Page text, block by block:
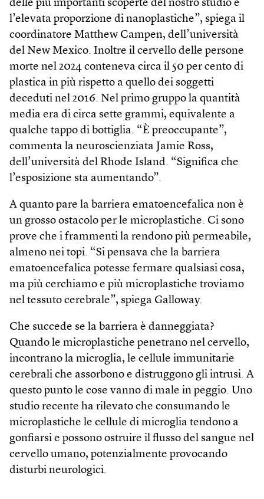
delle più importanti scoperte del nostro studio è
l’elevata proporzione di nanoplastiche”, spiega il
coordinatore Matthew Campen, dell’università
del New Mexico. Inoltre il cervello delle persone
morte nel 2024 conteneva circa il 50 per cento di
plastica in più rispetto a quello dei soggetti
deceduti nel 2016. Nel primo gruppo la quantità
media era di circa sette grammi, equivalente a
qualche tappo di bottiglia. “È preoccupante”,
commenta la neuroscienziata Jamie Ross,
dell’università del Rhode Island. “Significa che
l’esposizione sta aumentando”.
A quanto pare la barriera ematoencefalica non è
un grosso ostacolo per le microplastiche. Ci sono
prove che i frammenti la rendono più permeabile,
almeno nei topi. “Si pensava che la barriera
ematoencefalica potesse fermare qualsiasi cosa,
ma più cerchiamo e più microplastiche troviamo
nel tessuto cerebrale”, spiega Galloway.
Che succede se la barriera è danneggiata?
Quando le microplastiche penetrano nel cervello,
incontrano la microglia, le cellule immunitarie
cerebrali che assorbono e distruggono gli intrusi. A
questo punto le cose vanno di male in peggio. Uno
studio recente ha rilevato che consumando le
microplastiche le cellule di microglia tendono a
gonfiarsi e possono ostruire il flusso del sangue nel
cervello umano, potenzialmente provocando
disturbi neurologici.